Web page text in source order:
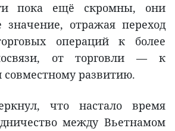
пока ещё скромны, они
отражая переход
операций к более
от торговли — к
развитию.
что настало время
между Вьетнамом